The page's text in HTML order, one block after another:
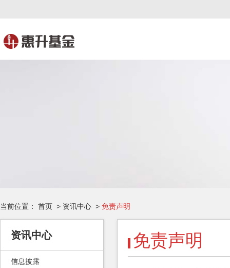
当前位置： 首页 > 资讯中心 > 免责声明
资讯中心
信息披露
免责声明